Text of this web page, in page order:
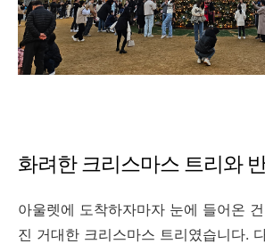
화려한 크리스마스 트리와
아울렛에 도착하자마자 눈에 들어온
진 거대한 크리스마스 트리였습니다.